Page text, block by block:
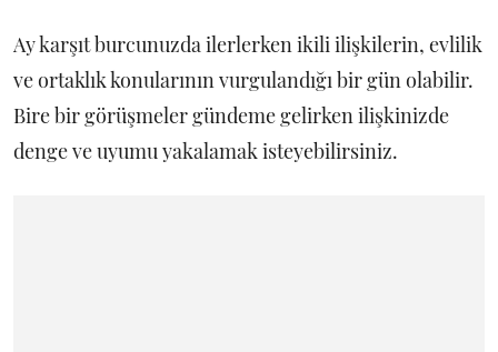
Ay karşıt burcunuzda ilerlerken ikili ilişkilerin, evlilik
ve ortaklık konularının vurgulandığı bir gün olabilir.
Bire bir görüşmeler gündeme gelirken ilişkinizde
denge ve uyumu yakalamak isteyebilirsiniz.